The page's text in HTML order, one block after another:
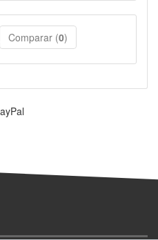
Comparar (0)